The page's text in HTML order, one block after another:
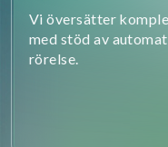
Vi översätter
med stöd av
rörelse.